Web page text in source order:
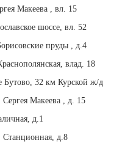
Макеева , вл. 15
шоссе, вл. 52
пруды , д.4
влад. 18
32 км Курской ж/д
Сергея Макеева , д. 15
д.1
Станционная, д.8